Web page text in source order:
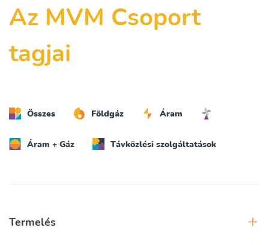
Az MVM Csoport
tagjai
Összes Földgáz Áram
Áram + Gáz Távközlési szolgáltatások
Termelés